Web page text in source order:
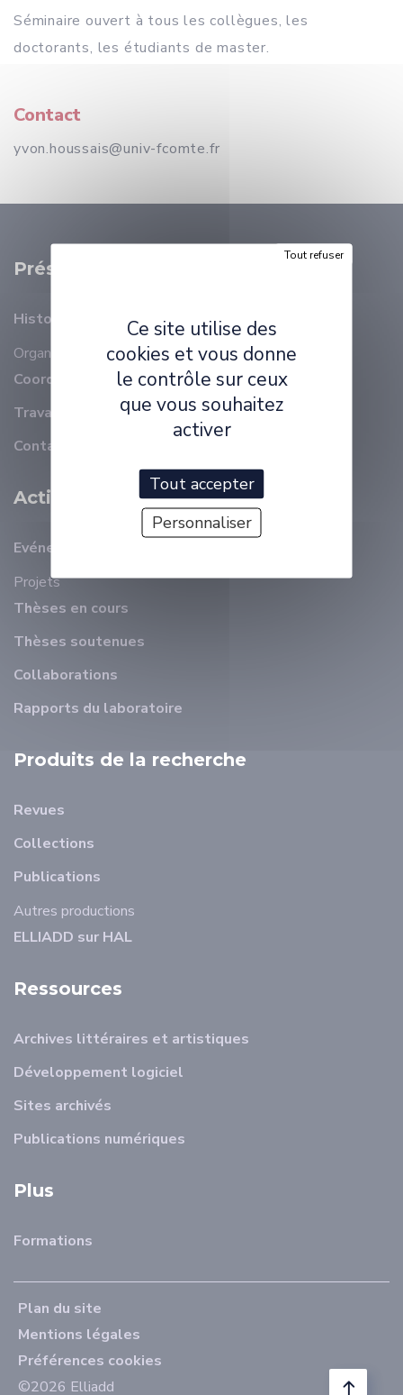
Séminaire ouvert à tous les collègues, les
doctorants, les étudiants de master.
Contact
yvon.houssais@univ-fcomte.fr
Présentation
Histoire
Organisation
Membres
Coordonnées
Travailler à ELLIADD
Contact
Activité Scientifique
Evénements récents
Projets
Thèses en cours
Thèses soutenues
Collaborations
Rapports du laboratoire
Produits de la recherche
Revues
Collections
Publications
Autres productions
ELLIADD sur HAL
Ressources
Archives littéraires et artistiques
Développement logiciel
Sites archivés
Publications numériques
Plus
Formations
Plan du site
Mentions légales
Préférences cookies
©2026 Elliadd
Ce site utilise des
cookies et vous donne
le contrôle sur ceux
que vous souhaitez
activer
Tout accepter
Tout refuser
Personnaliser